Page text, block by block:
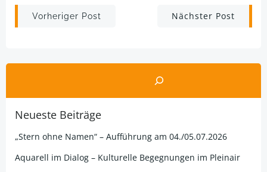
Post
Vorheriger Post
PostNächster Post
Suchen
Neueste Beiträge
„Stern ohne Namen“ – Aufführung am 04./05.07.2026
Aquarell im Dialog – Kulturelle Begegnungen im Pleinair